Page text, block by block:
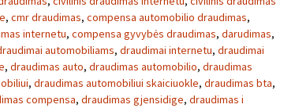
, cmr draudimas, compensa automobilio draudimas,
internetu, compensa gyvybės draudimas, darudimas,
automobiliams, draudimai internetu, draudimai
, draudimas auto, draudimas automobilio, draudimas
, draudimas automobiliui skaiciuokle, draudimas bta,
compensa, draudimas gjensidige, draudimas i